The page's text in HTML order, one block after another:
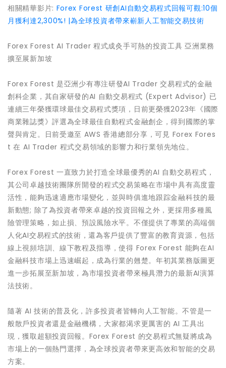
相關精華影片: Forex Forest 研創AI自動交易程式回報可觀:10個
月獲利達2,300%! |為全球投資者帶來嶄新人工智能交易技術
Forex Forest AI Trader 程式成灸手可熱的投資工具 亞洲業務
擴至展新加坡
Forex Forest 是亞洲少有專注研發AI Trader 交易程式的金融
創科企業，其自家研發的AI 自動交易程式 (Expert Advisor) 已
連續三年榮獲環球最佳交易程式獎項，日前更榮獲2023年《國際
商業雜誌獎》評選為全球最佳自動程式金融創企，得到國際的掌
聲與肯定。日前受邀至 AWS 香港總部分享，可見 Forex Fores
t 在 AI Trader 程式交易領域的影響力和行業領先地位。
Forex Forest 一直致力於打造全球最優秀的AI 自動交易程式，
其公司卓越技術團隊所開發的程式交易策略在市場中具有高度靈
活性，能夠迅速適應市場變化，並與時俱進地跟踪金融科技的最
新動態; 除了為投資者帶來卓越的投資回報之外，更採用多種風
險管理策略，如止損、預設風險水平。不僅提供了專業的高端個
人化AI交易程式的技術，還為客戶提供了豐富的教育資源，包括
線上視頻培訓、線下教程及指導，使得 Forex Forest 能夠在AI
金融科技市場上迅速崛起，成為行業的翹楚。年初其業務版圖更
進一步拓展至新加坡，為市場投資者帶來極具潛力的最新AI演算
法技術。
隨著 AI 技術的普及化，許多投資者皆轉向人工智能。不管是一
般散戶投資者還是金融機構，大家都渴求更厲害的 AI 工具出
現，獲取超額投資回報。Forex Forest 的交易程式無疑將成為
市場上的一個熱門選擇，為全球投資者帶來更高效和智能的交易
方案。